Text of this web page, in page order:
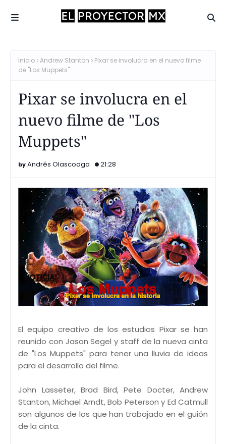
Inicio Andrew Stanton
Pixar se involucra en el nuevo filme
de "Los Muppets"
Pixar se involucra en el
nuevo filme de "Los
Muppets"
Andrés Olascoaga 21:28
El equipo creativo de los estudios Pixar se han
reunido con Jason Segel y staff de la nueva cinta
de "Los Muppets" para tener una lluvia de ideas
para el desarrollo del filme.
John Lasseter, Brad Bird, Pete Docter, Andrew
Stanton, Michael Arndt, Bob Peterson y Ed Catmull
son algunos de los que han trabajado en el guión
de la cinta.